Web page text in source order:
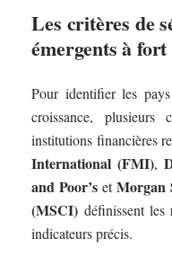
Les critères de
émergents à
Pour identifier les
croissance,
institutions financières
International (FMI),
and Poor’s etMorgan
(MSCI) définissent les
indicateurs précis.